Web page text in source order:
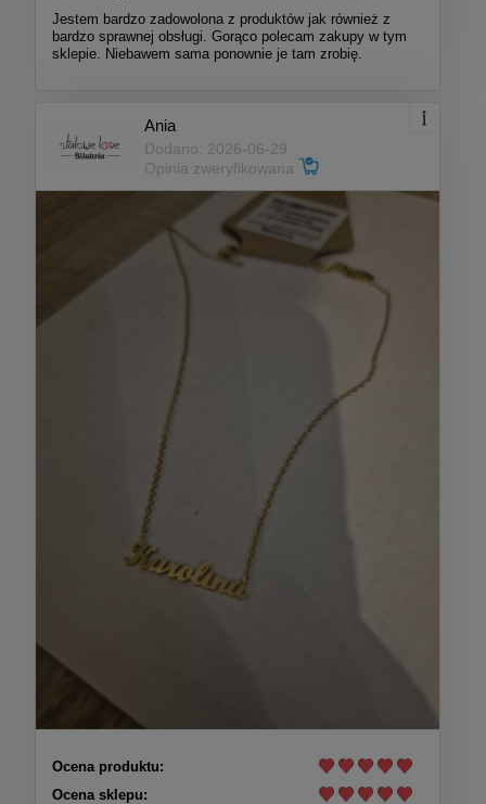
Jestem bardzo zadowolona z produktów jak również z
bardzo sprawnej obsługi. Gorąco polecam zakupy w tym
sklepie. Niebawem sama ponownie je tam zrobię.
Ania
Dodano: 2026-06-29
Opinia zweryfikowana
Ocena produktu:
Ocena sklepu: